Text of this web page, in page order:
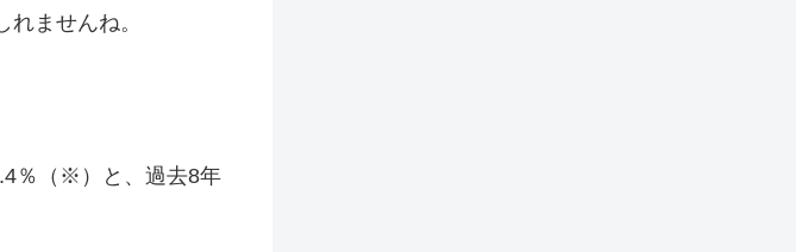
ませんね。
％（※）と、過去8年